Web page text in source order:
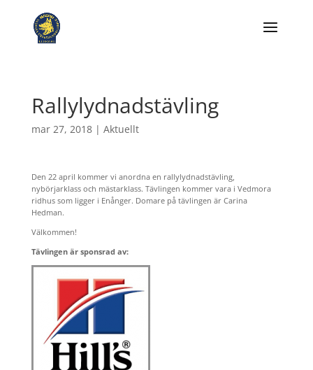
Rallylydnadstävling
mar 27, 2018| Aktuellt
Den 22 april kommer vi anordna en rallylydnadstävling,
nybörjarklass och mästarklass. Tävlingen kommer vara i Vedmora
ridhus som ligger i Enånger. Domare på tävlingen är Carina
Hedman.
Välkommen!
Tävlingen är sponsrad av: